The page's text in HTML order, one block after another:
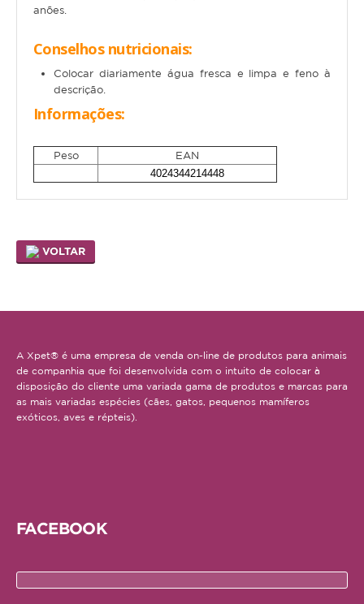
Pequenos mamíferos
Coelho
Porquinho da Índia
Furão
Hamster
Ouriço
Aves
Pequenas
Lagarto
anões.
Conselhos nutricionais:
Colocar diariamente água fresca e limpa e feno à
descrição.
Informações:
Peso
EAN
4024344214448
VOLTAR
A Xpet® é uma empresa de venda on-line de produtos para animais
de companhia que foi desenvolvida com o intuito de colocar à
disposição do cliente uma variada gama de produtos e marcas para
as mais variadas espécies (cães, gatos, pequenos mamíferos
exóticos, aves e répteis).
FACEBOOK